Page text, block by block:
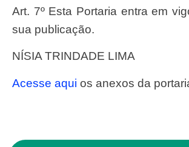
Art. 7º Esta Portaria entra em vigor na data de
sua publicação.
NÍSIA TRINDADE LIMA
Acesse aqui os anexos da